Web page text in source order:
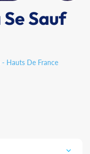
Sauf
Hauts De France